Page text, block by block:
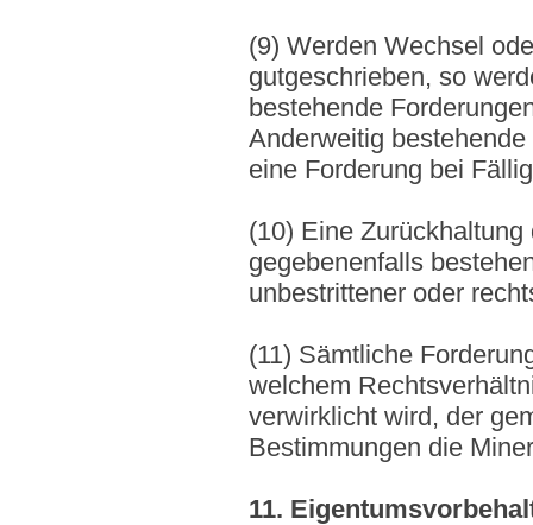
(9) Werden Wechsel
gutgeschrieben, so
bestehende
Anderweitig
eine Forderung bei
(10) Eine
gegebenenfalls
unbestrittener oder
(11) Sämtliche
welchem
verwirklicht wird, der
Bestimmungen die
11.